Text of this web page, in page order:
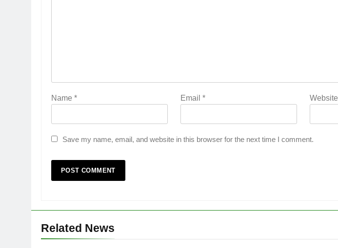
Name * Email* Website
Save my name, email, and website in this browser for the next time I comment.
Related News